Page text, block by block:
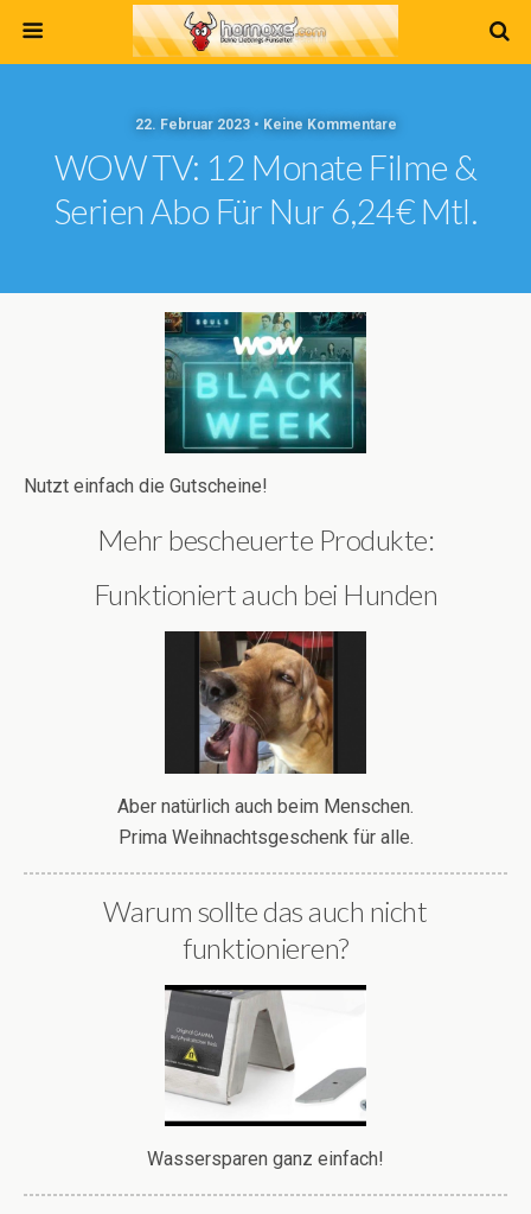
22. Februar 2023 • Keine Kommentare
WOW TV: 12 Monate Filme &
Serien Abo Für Nur 6,24€ Mtl.
Nutzt einfach die Gutscheine!
Mehr bescheuerte Produkte:
Funktioniert auch bei Hunden
Aber natürlich auch beim Menschen.
Prima Weihnachtsgeschenk für alle.
Warum sollte das auch nicht
funktionieren?
Wassersparen ganz einfach!